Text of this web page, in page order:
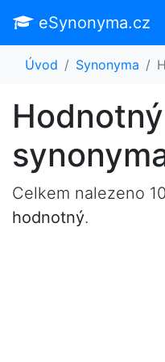
eSynonyma.cz
Úvod Synonyma
Celkem nalezeno
hodnotný.